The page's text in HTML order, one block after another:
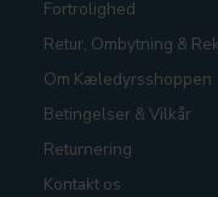
Fortrolighed
Retur, Ombytning &
Om Kæledyrsshoppen
Betingelser & Vilkår
Returnering
Kontakt os